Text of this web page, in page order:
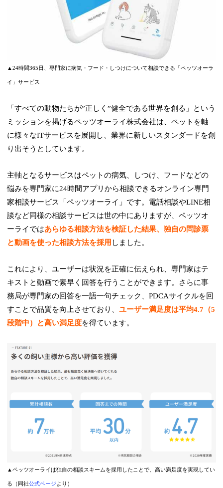
▲24時間365日、専門家に病気・フード・しつけについて相談できる「ペッツオーラ
イ」サービス
「すべての動物たちが”正しく”健全である世界を創る」という
ミッションを掲げるペッツオーライ株式会社は、ペットを軸
に様々なITサービスを展開し、業界に新しいスタンダードを創
り出そうとしています。
主軸となるサービスはペットの病気、しつけ、フードなどの
悩みを専門家に24時間アプリから相談できるオンライン専門
家相談サービス「ペッツオーライ」です。電話相談やLINE相
談など同様の相談サービスは世の中にありますが、ペッツオ
ーライではあらゆる相談方法を検証した結果、独自の問診票
と動画を使った相談方法を採用 しました。
これにより、ユーザーは状況を正確に伝えられ、専門家はテ
キストと動画で素早く回答を行うことができます。さらに事
務局が専門家の回答を一語一句チェック、PDCAサイクルを回
すことで品質を向上させており、ユーザー満足度は平均4.7（5
段階中）と高い満足度を得ています。
▲ペッツオーライは独自の相談スキームを採用したことで、高い満足度を実現してい
る（同社公式ページ より）